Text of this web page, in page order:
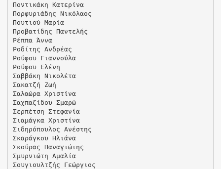
Ποντικάκη Κατερίνα
Πορφυριάδης Νικόλαος
Πουτιού Μαρία
Προβατίδης Παντελής
Ρέππα Άννα
Ροδίτης Ανδρέας
Ρούφου Γιαννούλα
Ρούφου Ελένη
Σαββάκη Νικολέτα
Σακατζή Ζωή
Σαλαώρα Χριστίνα
Σαχπαζίδου Σμαρώ
Σερπέτση Στεφανία
Σιαμάγκα Χριστίνα
Σιδηρόπουλος Ανέστης
Σκαράγκου Ηλιάνα
Σκούρας Παναγιώτης
Σμυρνιώτη Αμαλία
Σουγιουλτζής Γεώργιος